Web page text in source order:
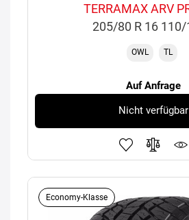
TERRAMAX ARV
205/80 R 16 110/
OWL TL
Auf Anfrage
Nicht verfügbar
Economy-Klasse